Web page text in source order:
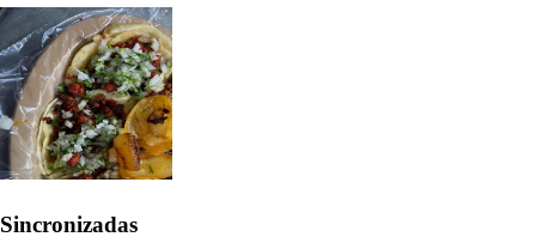
Sincronizadas